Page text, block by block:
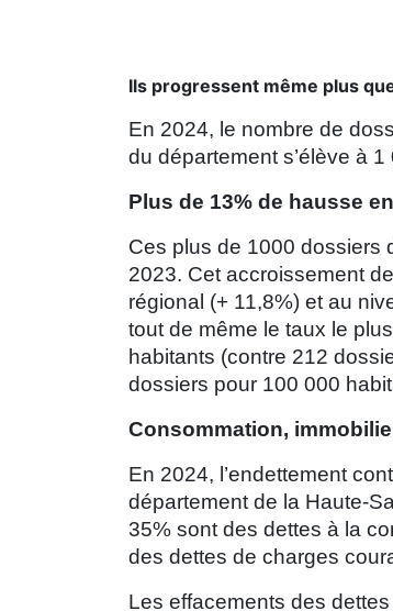
Ils progressent même plus
En 2024, le nombre de
du département s’élève à 1
Plus de 13% de hausse
Ces plus de 1000 dossiers
2023. Cet accroissement
régional (+ 11,8%) et au
tout de même le taux le
habitants (contre 212
dossiers pour 100 000
Consommation,
En 2024, l’endettement
département de la Haute-
35% sont des dettes à la
des dettes de charges
Les effacements des